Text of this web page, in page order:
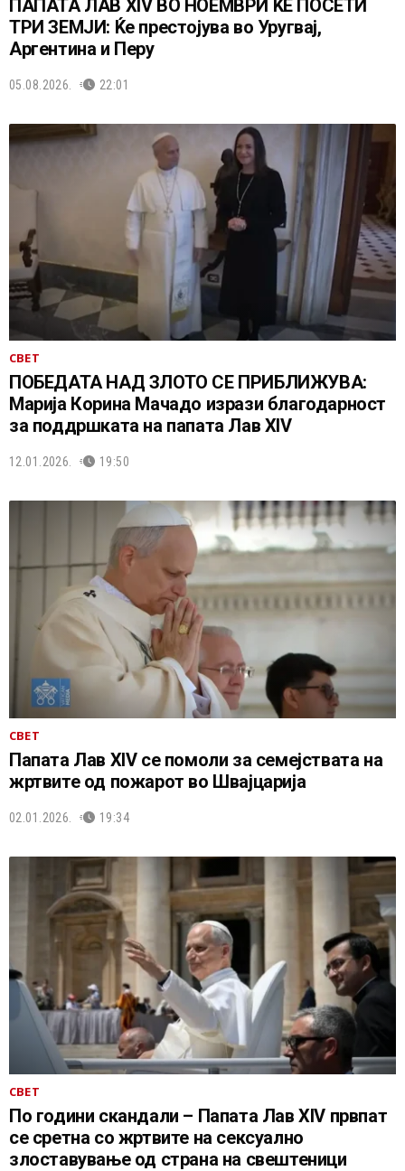
ПАПАТА ЛАВ XIV ВО НОЕМВРИ ЌЕ ПОСЕТИ
ТРИ ЗЕМЈИ: Ќе престојува во Уругвај,
Аргентина и Перу
05.08.2026. 22:01
СВЕТ
ПОБЕДАТА НАД ЗЛОТО СЕ ПРИБЛИЖУВА:
Марија Корина Мачадо изрази благодарност
за поддршката на папата Лав XIV
12.01.2026. 19:50
СВЕТ
Папата Лав XIV се помоли за семејствата на
жртвите од пожарот во Швајцарија
02.01.2026. 19:34
СВЕТ
По години скандали – Папата Лав XIV првпат
се сретна со жртвите на сексуално
злоставување од страна на свештеници